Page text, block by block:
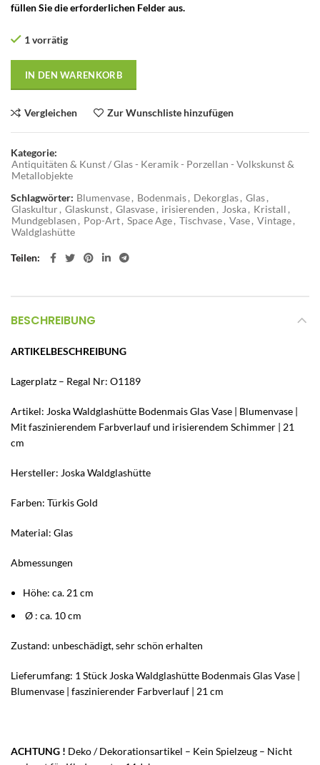
füllen Sie die erforderlichen Felder aus.
1 vorrätig
IN DEN WARENKORB
Vergleichen Zur Wunschliste hinzufügen
Kategorie:
Antiquitäten & Kunst / Glas - Keramik - Porzellan - Volkskunst &
Metallobjekte
Schlagwörter: Blumenvase, Bodenmais, Dekorglas, Glas,
Glaskultur, Glaskunst, Glasvase, irisierenden , Joska, Kristall ,
Mundgeblasen , Pop-Art, Space Age, Tischvase, Vase, Vintage,
Waldglashütte
Teilen
BESCHREIBUNG
ARTIKELBESCHREIBUNG
Lagerplatz – Regal Nr: O1189
Artikel: Joska Waldglashütte Bodenmais Glas Vase | Blumenvase |
Mit faszinierendem Farbverlauf und irisierendem Schimmer | 21
cm
Hersteller: Joska Waldglashütte
Farben: Türkis Gold
Material: Glas
Abmessungen
Höhe: ca. 21 cm
Ø : ca. 10 cm
Zustand: unbeschädigt, sehr schön erhalten
Lieferumfang: 1 Stück Joska Waldglashütte Bodenmais Glas Vase |
Blumenvase | faszinierender Farbverlauf | 21 cm
ACHTUNG ! Deko / Dekorationsartikel – Kein Spielzeug – Nicht